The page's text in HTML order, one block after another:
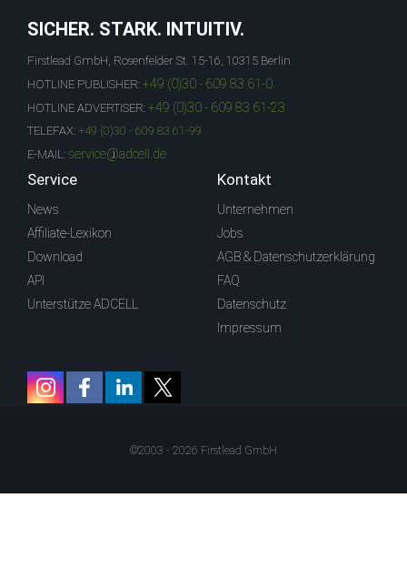
SICHER. STARK. INTUITIV.
Firstlead GmbH, Rosenfelder St. 15-16, 10315 Berlin
HOTLINE PUBLISHER: +49 (0)30 - 609 83 61-0
HOTLINE ADVERTISER: +49 (0)30 - 609 83 61-23
TELEFAX: +49 (0)30 - 609 83 61-99
E-MAIL: service@adcell.de
Service
News
Affiliate-Lexikon
Download
API
Unterstütze ADCELL
Kontakt
Unternehmen
Jobs
AGB & Datenschutzerklärung
FAQ
Datenschutz
Impressum
©2003 - 2026 Firstlead GmbH